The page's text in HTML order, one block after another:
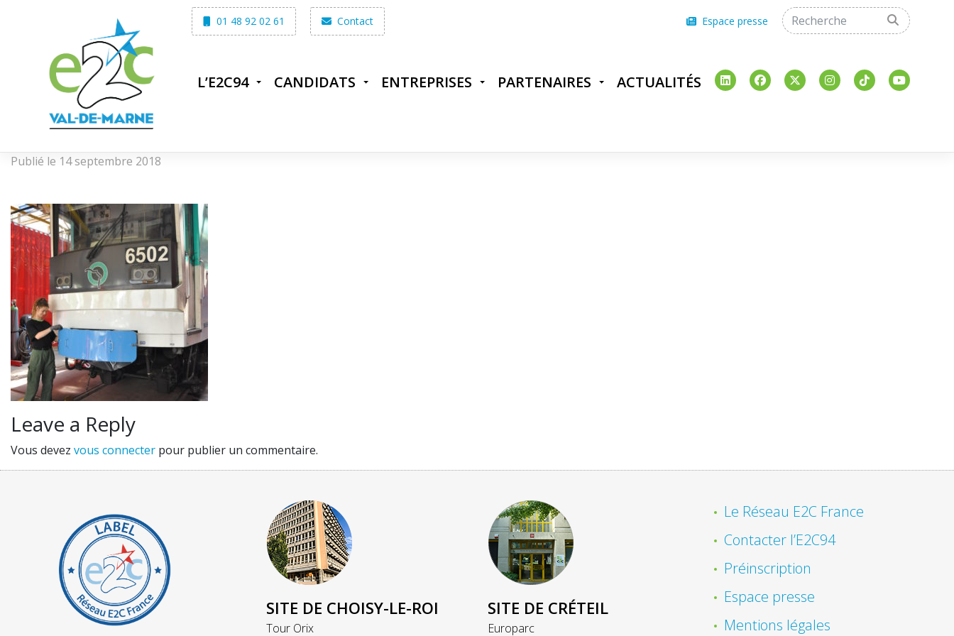
01 48 92 02 61 Contact Espace presse
L’E2C94 CANDIDATS ENTREPRISES PARTENAIRES ACTUALITÉS
Publié le 14 septembre 2018
Leave a Reply
Vous devez vous connecter pour publier un commentaire.
SITE DE CHOISY-LE-ROI
Tour Orix
SITE DE CRÉTEIL
Europarc
Le Réseau E2C France
Contacter l’E2C94
Préinscription
Espace presse
Mentions légales